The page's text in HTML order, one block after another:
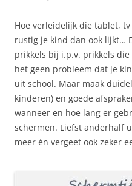
Hoe verleidelijk die tablet,
rustig je kind dan ook lijkt…
prikkels bij i.p.v. prikkels
het geen probleem dat je
uit school. Maar maak
kinderen) en goede
wanneer en hoe lang er
schermen. Liefst anderhalf
meer én vergeet ook zeker